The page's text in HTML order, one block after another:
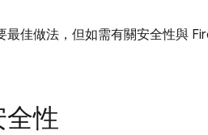
最佳做法，但如需有關安全性與
性